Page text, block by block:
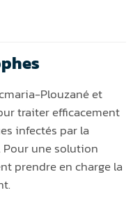
Plouzané et
traiter efficacement
infectés par la
Pour une solution
prendre en charge la